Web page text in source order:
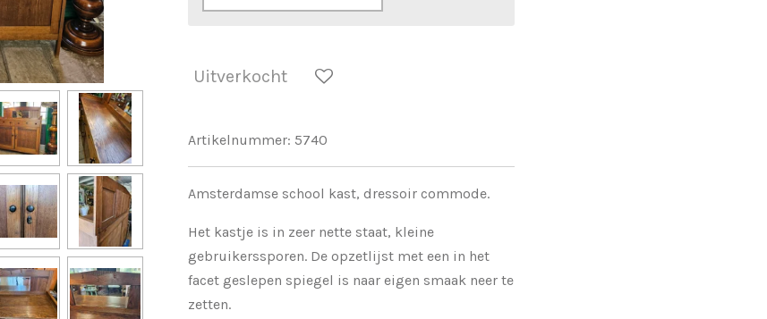
Uitverkocht
Artikelnummer: 5740
Amsterdamse school kast, dressoir commode.
Het kastje is in zeer nette staat, kleine
gebruikerssporen. De opzetlijst met een in het
facet geslepen spiegel is naar eigen smaak neer te
zetten.